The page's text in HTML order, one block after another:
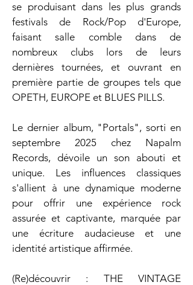
se produisant dans les plus grands
festivals de Rock/Pop d'Europe,
faisant salle comble dans de
nombreux clubs lors de leurs
dernières tournées, et ouvrant en
première partie de groupes tels que
OPETH, EUROPE et BLUES PILLS.
Le dernier album, "Portals", sorti en
septembre 2025 chez Napalm
Records, dévoile un son abouti et
unique. Les influences classiques
s'allient à une dynamique moderne
pour offrir une expérience rock
assurée et captivante, marquée par
une écriture audacieuse et une
identité artistique affirmée.
(Re)découvrir : THE VINTAGE